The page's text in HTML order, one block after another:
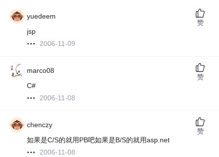
yuedeem
jsp
2006-11-09
赞
marco08
C#
2006-11-08
赞
chenczy
如果是C/S的就用PB吧如果是B/S的就用asp.net
2006-11-08
赞